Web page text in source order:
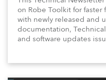
on Robe Toolkit for
with newly released and
documentation,
and software updates